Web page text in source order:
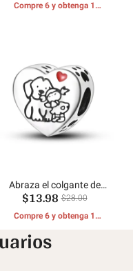
Compre 6 y obtenga 1
Abraza el colgante de
mascota
$13.98 $28.00
Compre 6 y obtenga 1